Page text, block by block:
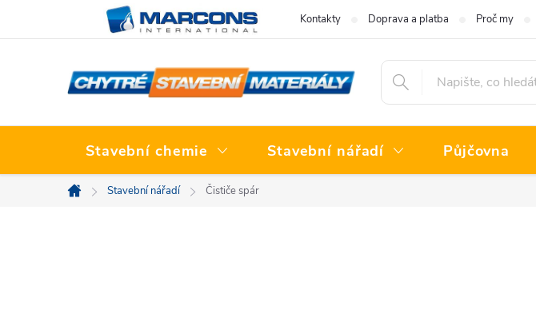
Kontakty Doprava a platba Proč my
Stavební chemie Stavební nářadí Půjčovna
Domů
Stavební nářadí Čističe spár